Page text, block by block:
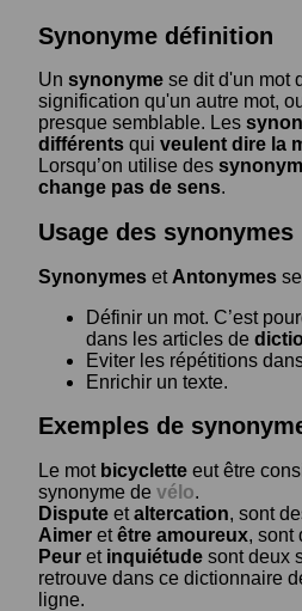
Synonyme définition
Un synonyme se dit d'un mot
signification qu'un autre mot,
presque semblable. Les
différents qui veulent dire la
Lorsqu’on utilise des
change pas de sens.
Usage des synonymes
Synonymes et Antonymes
Définir un mot. C’est
dans les articles de
Eviter les répétitions
Enrichir un texte.
Exemples de
Le mot bicyclette eut être
synonyme de vélo.
Dispute etaltercation, sont
Aimer etêtre amoureux, sont
Peur et inquiétude sont deux
retrouve dans ce dictionnaire
ligne.